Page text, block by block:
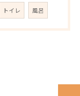
トイレ 風呂